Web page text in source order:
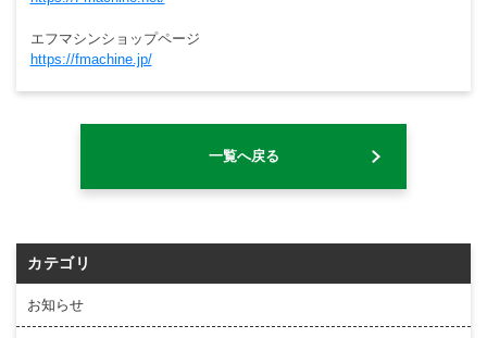
エフマシンショップページ
https://fmachine.jp/
一覧へ戻る
カテゴリ
お知らせ